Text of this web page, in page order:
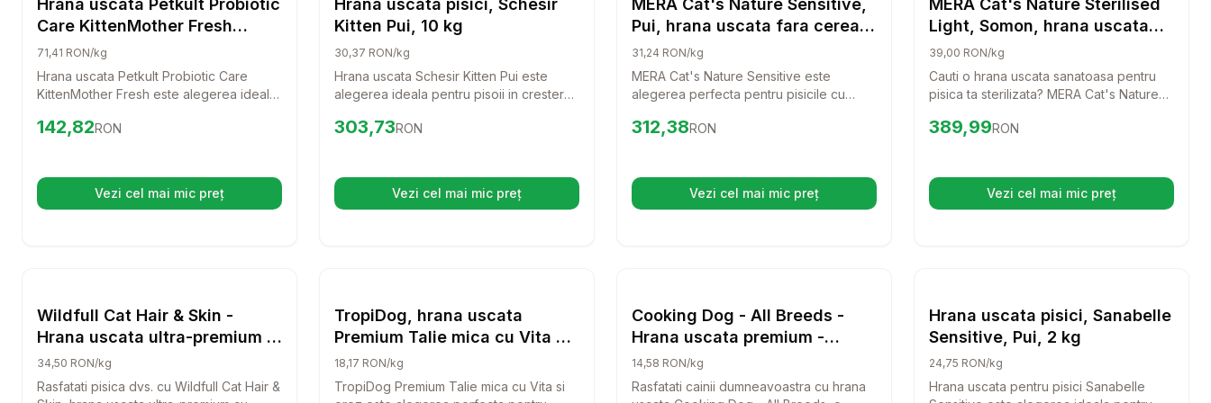
Hrana uscata Petkult Probiotic
Care KittenMother Fresh
pentru pisici, cu Miel proaspat
2 kg
71,41 RON/kg
Hrana uscata Petkult Probiotic Care
KittenMother Fresh este alegerea ideala
proaspat, ofera o dieta completa si
Preț: 142.82
142,82RON
Vezi cel mai mic preț(se deschide într-o filă nouă)
Hrana uscata pisici, Schesir
Kitten Pui, 10 kg
30,37 RON/kg
Hrana uscata Schesir Kitten Pui este
alegerea ideala pentru pisoii in crestere,
sanatoasa. Cu ingrediente naturale si o
micutului tau prieten.
Preț: 303.73 RON
303,73RON
Vezi cel mai mic preț(se deschide într-o filă nouă)
MERA Cat's Nature Sensitive,
Pui, hrana uscata fara cereale
pisici MERA Sensitive, Pui,
hrana uscata fara cereale
pisici, alergii, 10kg
31,24 RON/kg
MERA Cat's Nature Sensitive este
alegerea perfecta pentru pisicile cu
uscata, fara cereale, este special
Preț:312.38
312,38RON
Vezi cel mai mic preț(se deschide într-o filă nouă)
MERA Cat's Nature Sterilised
Light, Somon, hrana uscata
fara cereale pisici sterilizate,
10kg
39,00 RON/kg
Cauti o hrana uscata sanatoasa pentru
pisica ta sterilizata? MERA Cat's Nature
delicios si ingrediente premium, ideal
Preț: 389.99 RON
389,99RON
Vezi cel mai mic preț(se deschide într-o filă
Hrana Uscata Pisici
Wildfull Cat Hair & Skin -
Hrana uscata ultra-premium -
Somon - 10kg
34,50 RON/kg
Rasfatati pisica dvs. cu Wildfull Cat Hair &
Hrana Uscata Pisici
TropiDog, hrana uscata
Premium Talie mica cu Vita si
orez, 8 kg
18,17 RON/kg
TropiDog Premium Talie mica cu Vita si
Hrana Uscata Pisici
Cooking Dog - All Breeds -
Hrana uscata premium -
Somon - 12kg
14,58 RON/kg
Rasfatati cainii dumneavoastra cu hrana
Hrana Uscata Pisici
Hrana uscata pisici, Sanabelle
Sensitive, Pui, 2 kg
24,75 RON/kg
Hrana uscata pentru pisici Sanabelle